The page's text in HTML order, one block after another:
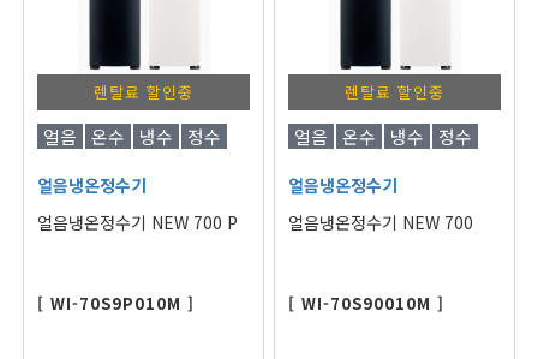
렌탈료 할인중
얼음 온수 냉수 정수
얼음냉온정수기
얼음냉온정수기 NEW 700 P
[ WI-70S9P010M ]
렌탈료 할인중
얼음 온수 냉수 정수
얼음냉온정수기
얼음냉온정수기 NEW 700
[ WI-70S90010M ]